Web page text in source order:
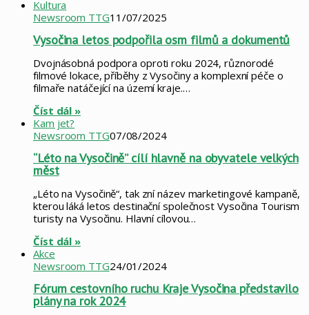
Kultura
Newsroom TTG11/07/2025
Vysočina letos podpořila osm filmů a dokumentů
Dvojnásobná podpora oproti roku 2024, různorodé
filmové lokace, příběhy z Vysočiny a komplexní péče o
filmaře natáčející na území kraje.…
Číst dál »
Kam jet?
Newsroom TTG07/08/2024
“Léto na Vysočině” cílí hlavně na obyvatele velkých
měst
„Léto na Vysočině“, tak zní název marketingové kampaně,
kterou láká letos destinační společnost Vysočina Tourism
turisty na Vysočinu. Hlavní cílovou…
Číst dál »
Akce
Newsroom TTG24/01/2024
Fórum cestovního ruchu Kraje Vysočina představilo
plány na rok 2024